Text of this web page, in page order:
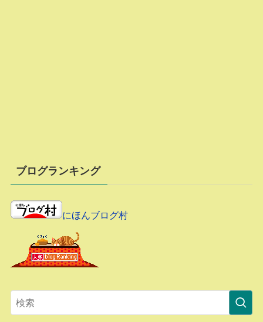
ブログランキング
にほんブログ村